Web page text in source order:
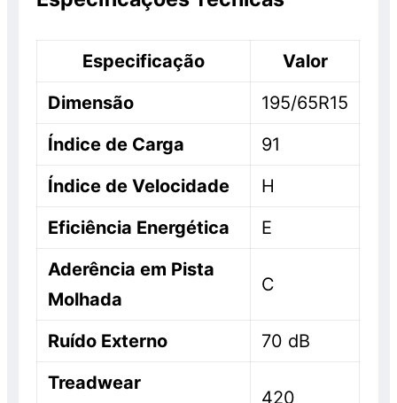
Especificação
Valor
Dimensão
195/65R15
Índice de Carga
91
Índice de Velocidade
H
Eficiência Energética
E
Aderência em Pista
Molhada
C
Ruído Externo
70 dB
Treadwear
420